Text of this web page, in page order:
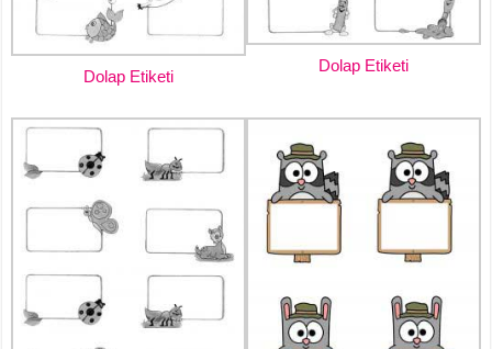
Dolap Etiketi
Dolap Etiketi